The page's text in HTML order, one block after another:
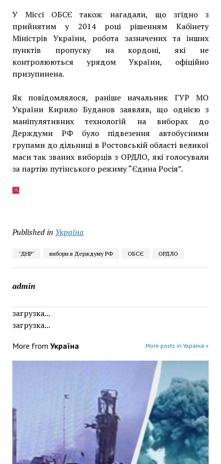
У Міссі ОБСЄ також нагадали, що згідно з
прийнятим у 2014 році рішенням Кабінету
Міністрів України, робота зазначених та інших
пунктів пропуску на кордоні, які не
контролюються урядом України, офіційно
призупинена.
Як повідомлялося, раніше начальник ГУР МО
України Кирило Буданов заявляв, що однією з
маніпулятивних технологій на виборах до
Держдуми РФ було підвезення автобусними
групами до дільниці в Ростовській області великої
маси так званих виборців з ОРДЛО, які голосували
за партію путінського режиму “Єдина Росія”.
Published in Україна
"ДНР" вибори в Держдуму РФ ОБСЄ ОРДЛО
admin
загрузка...
загрузка...
More from Україна More posts in Україна »